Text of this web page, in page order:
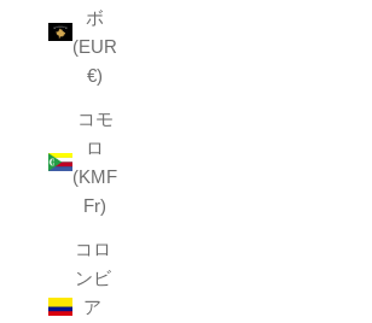
ボ
(EUR
€)
コモ
ロ
(KMF
Fr)
コロ
ンビ
ア